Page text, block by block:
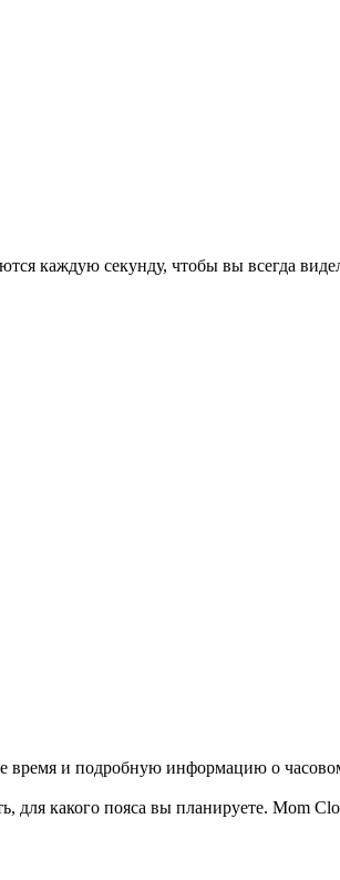
каждую секунду, чтобы вы всегда
время и подробную информацию о
какого пояса вы планируете. Mom